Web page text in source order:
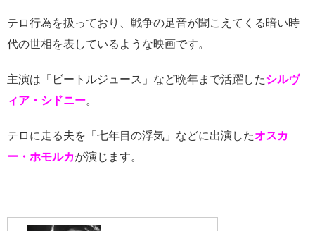
テロ行為を扱っており、戦争の足音が聞こえてくる暗い時
代の世相を表しているような映画です。
主演は「ビートルジュース」など晩年まで活躍したシルヴ
ィア・シドニー。
テロに走る夫を「七年目の浮気」などに出演したオスカ
ー・ホモルカが演じます。